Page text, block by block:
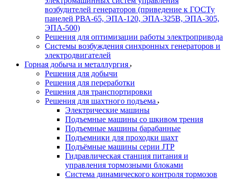
возбудителей генераторов (приведение к ГОСТу
панелей РВА-65, ЭПА-120, ЭПА-325В, ЭПА-305,
ЭПА-500)
Решения для оптимизации работы электропривода
Системы возбуждения синхронных генераторов и
электродвигателей
Горная добыча и металлургия
Решения для добычи
Решения для переработки
Решения для транспортировки
Решения для шахтного подъема
Электрические машины
Подъемные машины со шкивом трения
Подъемные машины барабанные
Подъемники для проходки шахт
Подъёмные машины серии JTP
Гидравлическая станция питания и
управления тормозными блоками
Система динамического контроля тормозов